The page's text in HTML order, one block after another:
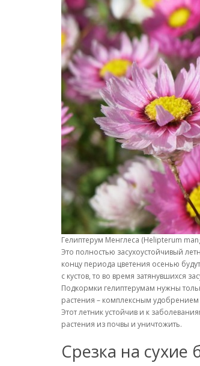
Гелиптерум Менглеса (Helipterum
Это полностью засухоустойчивый
концу периода цветения осенью
с кустов, то во время затянувшихся
Подкормки гелиптерумам нужны
растения – комплексным удобрением
Этот летник устойчив и к
растения из почвы и уничтожить.
Срезка на сухие